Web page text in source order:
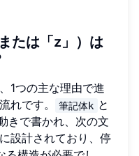
たは「z」）は
1つの主な理由で進
れです。
筆記体k と
きで書かれ、次の文
設計されており、停